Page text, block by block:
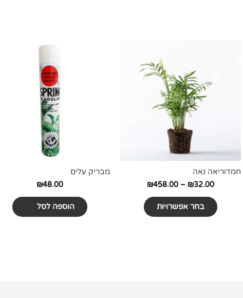
חמדוריאה נאה
₪32.00
–
₪458.00
עד
בחר אפשרויות
מספר
סוגים.
ניתן
לבחור
את
האפשרויות
בעמוד
מבריק עלים
₪48.00
הוספה לסל